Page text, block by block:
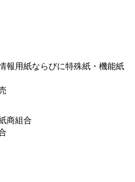
報用紙ならびに特殊紙・機能紙
商組合